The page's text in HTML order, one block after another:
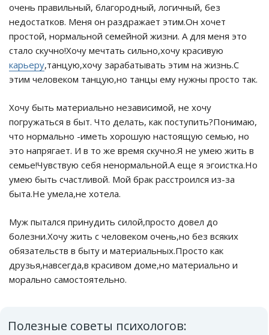
очень правильный, благородный, логичный, без
недостатков. Меня он раздражает этим.Он хочет
простой, нормальной семейной жизни. А для меня это
стало скучно!Хочу мечтать сильно,хочу красивую
карьеру,танцую,хочу зарабатывать этим на жизнь.С
этим человеком танцую,но танцы ему нужны просто так.
Хочу быть материально независимой, не хочу
погружаться в быт. Что делать, как поступить?Понимаю,
что нормально -иметь хорошую настоящую семью, но
это напрягает. И в то же время скучно.Я не умею жить в
семье!Чувствую себя ненормальной.А еще я эгоистка.Но
умею быть счастливой. Мой брак расстроился из-за
быта.Не умела,не хотела.
Муж пытался принудить силой,просто довел до
болезни.Хочу жить с человеком очень,но без всяких
обязательств в быту и материальных.Просто как
друзья,навсегда,в красивом доме,но материально и
морально самостоятельно.
Полезные советы психологов: